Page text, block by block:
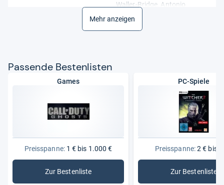
Waller-Bridge, Antonio
Banderas, Shaunette Renée
Wilson, Toby Jones
Film-/Fernseh-Titel
Indiana Jones und das Rad
Genre Action, Abenteuer
Herkunftsland USA
Mehr anzeigen
Pas­sende Bes­ten­lis­ten
Games
Preisspanne:1 € bis 1.000 €
Zur Bestenliste
: Games
PC-Spiele
Preisspanne:2 € bis
Zur Bestenliste
: PC-